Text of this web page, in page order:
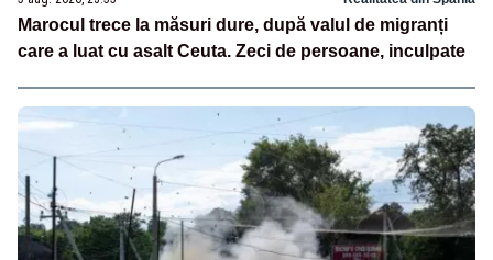
Marocul trece la măsuri dure, după valul de migranți
care a luat cu asalt Ceuta. Zeci de persoane, inculpate